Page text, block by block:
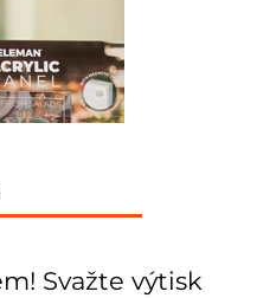
Svažte výtisk